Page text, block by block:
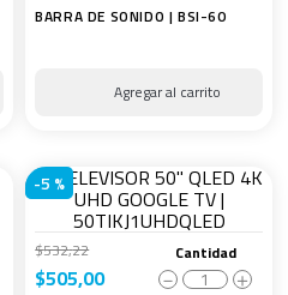
BARRA DE SONIDO | BSI-60
-5 %
$532,22
$505,00
Cantidad
＋
－